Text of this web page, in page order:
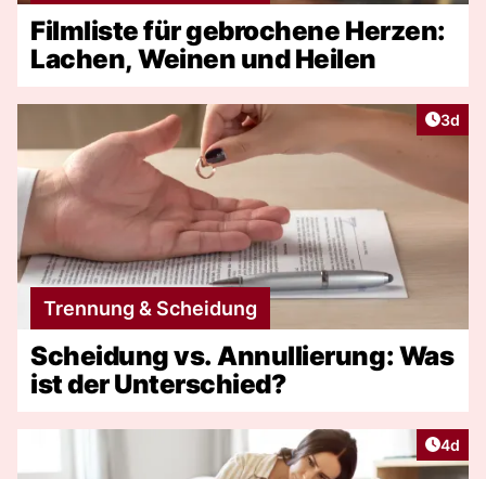
Filmliste für gebrochene Herzen:
Lachen, Weinen und Heilen
3d
Trennung & Scheidung
Scheidung vs. Annullierung: Was
ist der Unterschied?
4d